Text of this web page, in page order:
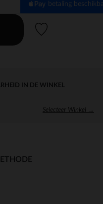
betaling
IN DE WINKEL
Selecteer Winkel →